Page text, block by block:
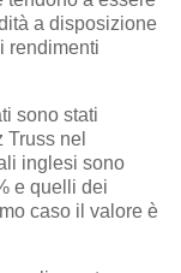
a disposizione
rendimenti
sono stati
nel
inglesi sono
e quelli dei
caso il valore è